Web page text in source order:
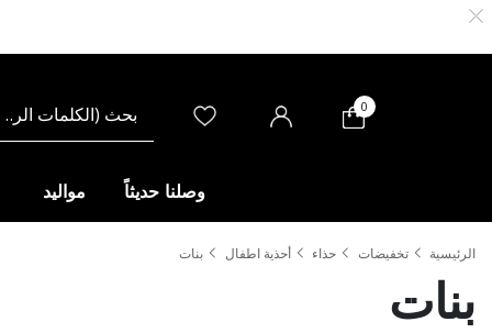
0
وصلنا حديثاً مواليد
الرئيسية تخفيضات حذاء أحذية اطفال بنات
بنات